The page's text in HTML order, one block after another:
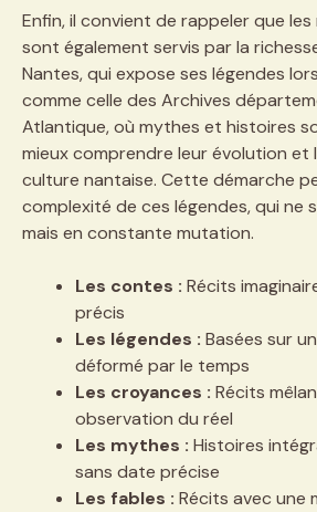
Enfin, il convient de rappeler que
sont également servis par la
Nantes, qui expose ses légendes
comme celle des Archives
Atlantique, où mythes et histoires
mieux comprendre leur évolution et
culture nantaise. Cette démarche
complexité de ces légendes, qui ne
mais en constante mutation.
Les contes : Récits
précis
Les légendes : Basées sur
déformé par le temps
Les croyances : Récits
observation du réel
Les mythes : Histoires
sans date précise
Les fables : Récits avec une